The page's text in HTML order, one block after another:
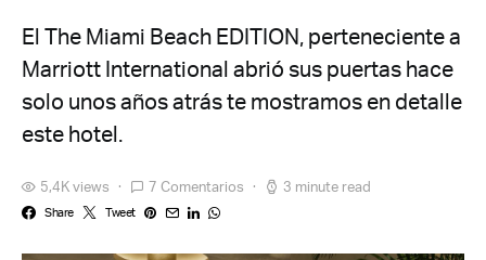
El The Miami Beach EDITION, perteneciente a
Marriott International abrió sus puertas hace
solo unos años atrás te mostramos en detalle
este hotel.
5,4K views 7 Comentarios 3 minute read
Share Tweet